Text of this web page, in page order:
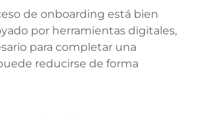
de onboarding está bien
por herramientas digitales,
para completar una
reducirse de forma